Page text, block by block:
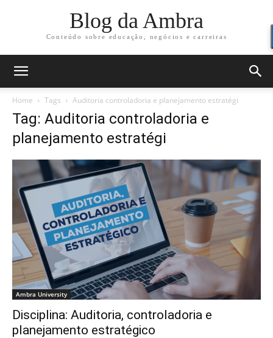
Blog da Ambra
Conteúdo sobre educação, negócios e carreiras
Home Tags Auditoria controladoria e planejamento estratégi
Tag: Auditoria controladoria e
planejamento estratégi
Ambra University
Disciplina: Auditoria, controladoria e
planejamento estratégico